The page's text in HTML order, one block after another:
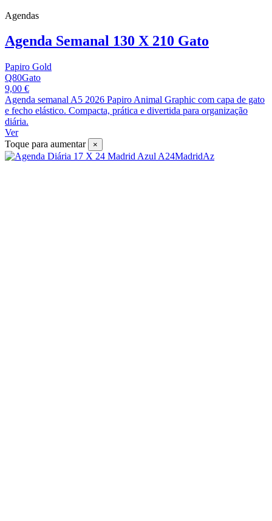
Agendas
Agenda Semanal 130 X 210 Gato
Papiro Gold
Q80Gato
9,00 €
Agenda semanal A5 2026 Papiro Animal Graphic com capa de gato
e fecho elástico. Compacta, prática e divertida para organização
diária.
Ver
Toque para aumentar
×